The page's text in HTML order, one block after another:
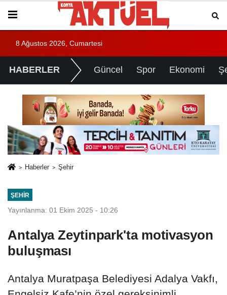
8 Ağustos 2026, Cumartesi
HABERLER Güncel Spor Ekonomi
Haberler Şehir
ŞEHIR
Yayınlanma: 01 Ekim 2025 - 10:26
Antalya Zeytinpark'ta motivasyon
buluşması
Antalya Muratpaşa Belediyesi Adalya Vakfı,